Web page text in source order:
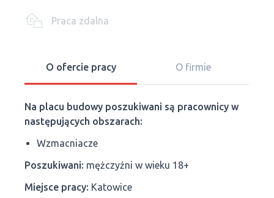
Praca zdalna
O ofercie pracy O firmie
Na placu budowy poszukiwani są pracownicy w
następujących obszarach:
Wzmacniacze
Poszukiwani: mężczyźni w wieku 18+
Miejsce pracy: Katowice